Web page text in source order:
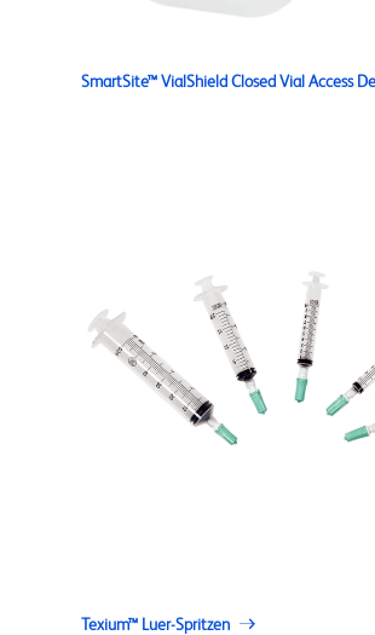
SmartSite™ VialShield Closed Vial Access
Texium™ Luer-Spritzen